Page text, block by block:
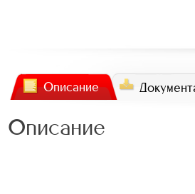
Описание
Описание